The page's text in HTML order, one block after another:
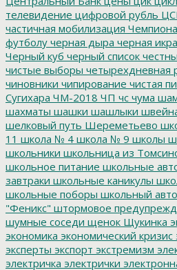
телевидение цифровой рубль
частичная мобилизация
футболу черная дыра черная икра
Черный куб черный список
чистые выборы четырехдневная
чиновники чипирование чистая
Сугихара ЧМ-2018 ЧП чс чума
шахматы шашки шашлыки
шелковый путь Шереметьево
11 школа № 4 школа № 9 школы
школьники школьница из
школьное питание школьные
завтраки школьные каникулы
школьные поборы школьный
"Феникс" штормовое
шумные соседи щенок Щукинка
экономика экономический кризис
эксперты экспорт экстремизм
электричка электрички